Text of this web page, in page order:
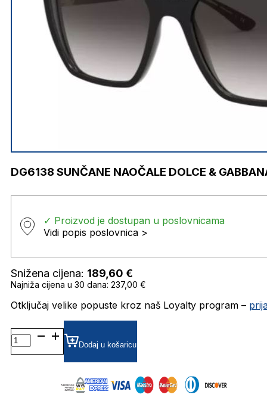
DG6138 SUNČANE NAOČALE DOLCE &
✓ Proizvod je dostupan u poslovnicama
Vidi popis poslovnica >
Snižena cijena: 189,60 €
Najniža cijena u 30 dana: 237,00 €
Otključaj velike popuste kroz naš Loyalty program –
DG6138
SUNČANE
NAOČALE
Dodaj u košaricu